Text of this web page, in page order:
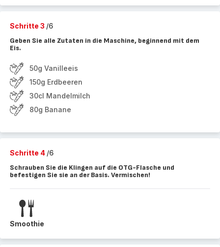
Schritte 3 /6
Geben Sie alle Zutaten in die Maschine, beginnend mit dem
Eis.
50g Vanilleeis
150g Erdbeeren
30cl Mandelmilch
80g Banane
Schritte 4 /6
Schrauben Sie die Klingen auf die OTG-Flasche und
befestigen Sie sie an der Basis. Vermischen!
Smoothie